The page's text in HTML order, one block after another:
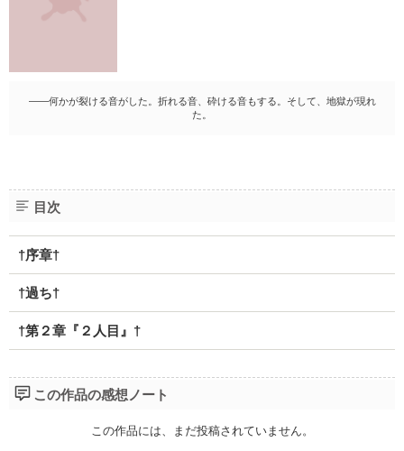
――何かが裂ける音がした。折れる音、砕ける音もする。そして、地獄が現れ
た。
目次
†序章†
†過ち†
†第２章『２人目』†
この作品の感想ノート
この作品には、まだ投稿されていません。